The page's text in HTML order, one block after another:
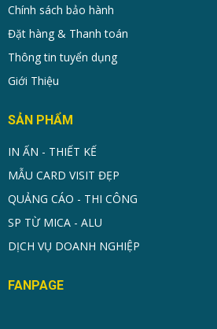
Chính sách bảo hành
Đặt hàng & Thanh toán
Thông tin tuyển dụng
Giới Thiệu
SẢN PHẨM
IN ẤN - THIẾT KẾ
MẪU CARD VISIT ĐẸP
QUẢNG CÁO - THI CÔNG
SP TỪ MICA - ALU
DỊCH VỤ DOANH NGHIỆP
FANPAGE